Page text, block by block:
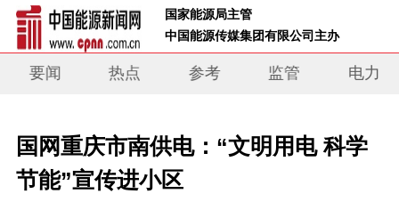
国家能源局主管
中国能源传媒集团有限公司主办
要闻 热点 参考 监管 电力
国网重庆市南供电：“文明用电 科学
节能”宣传进小区